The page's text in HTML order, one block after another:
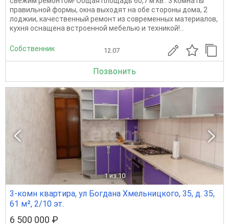
правильной формы, окна выходят на обе стороны дома, 2
лоджии, качественный ремонт из современных материалов,
кухня оснащена встроенной мебелью и техникой!...
Собственник 12.07
Позвонить
1 из 10
3-комн квартира, ул Богдана Хмельницкого, 35, д. 35,
61 м², 2/10 эт.
6 500 000 ₽